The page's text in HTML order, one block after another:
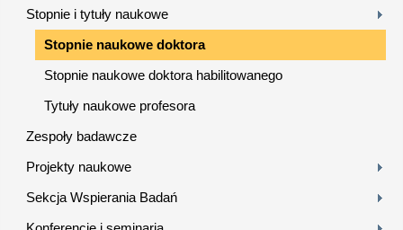
Stopnie i tytuły naukowe
Stopnie naukowe doktora
Stopnie naukowe doktora habilitowanego
Tytuły naukowe profesora
Zespoły badawcze
Projekty naukowe
Sekcja Wspierania Badań